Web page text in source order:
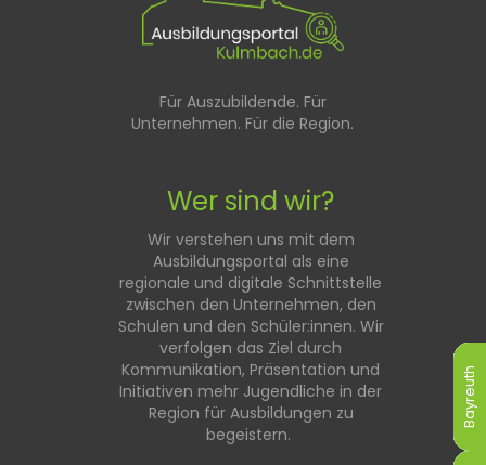
Bayreuth
Bayreuth
Bayreuth
Bayreuth
Bayreuth
Bayreuth
Für Auszubildende. Für
Unternehmen. Für die Region.
Wer sind wir?
Wir verstehen uns mit dem
Ausbildungsportal als eine
regionale und digitale Schnittstelle
zwischen den Unternehmen, den
Schulen und den Schüler:innen. Wir
verfolgen das Ziel durch
Kommunikation, Präsentation und
Initiativen mehr Jugendliche in der
Region für Ausbildungen zu
begeistern.